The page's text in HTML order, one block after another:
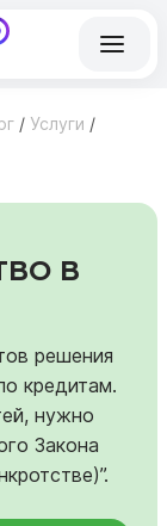
/ Услуги /
В
решения
кредитам.
нужно
Закона